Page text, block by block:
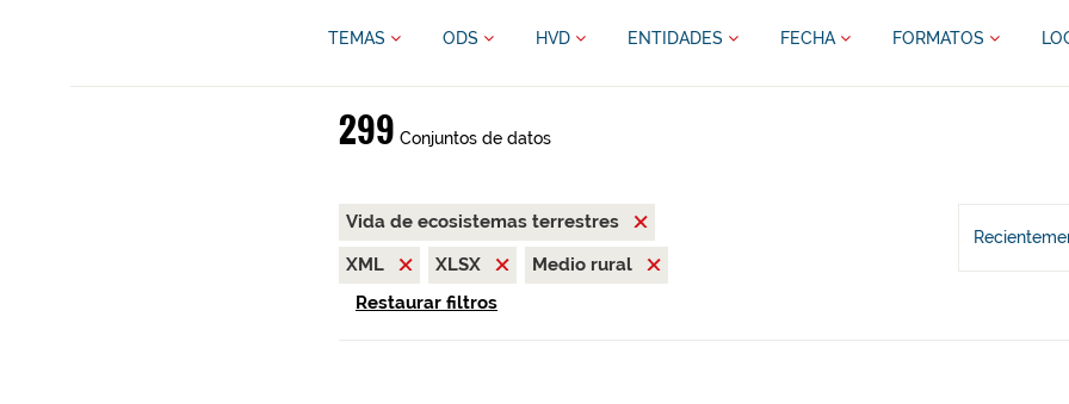
TEMAS ODS HVD ENTIDADES FECHA FORMATOS
299 Conjuntos de datos
Vida de ecosistemas terrestres
XML
XLSX
Medio rural
Restaurar filtros